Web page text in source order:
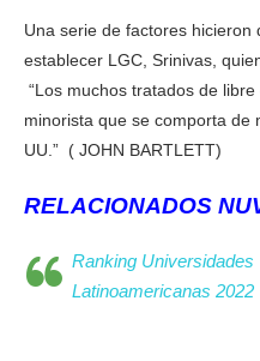
Una serie de factores hicieron
establecer LGC, Srinivas,
“Los muchos tratados de
minorista que se comporta de
UU.” ( JOHN BARTLETT)
RELACIONADOS
Ranking Universidades
Latinoamericanas 2022